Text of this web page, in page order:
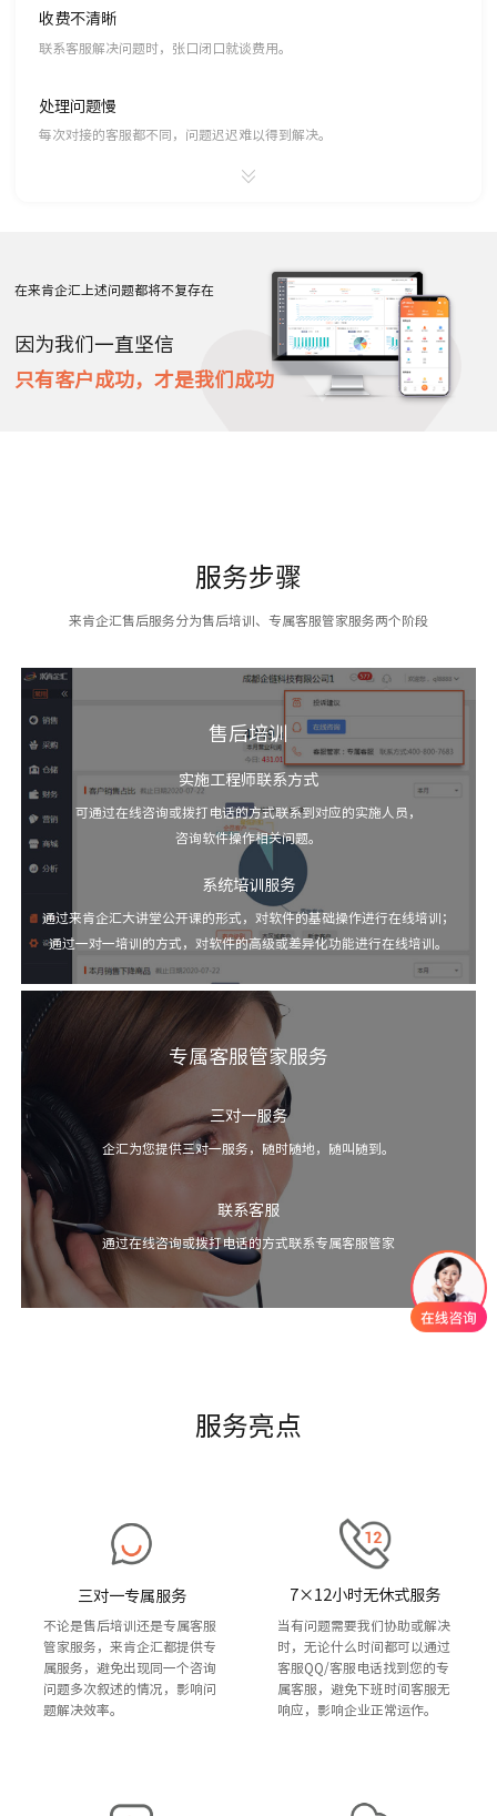
收费不清晰
联系客服解决问题时，张口闭口就谈费用。
处理问题慢
每次对接的客服都不同，问题迟迟难以得到解决。
购买产品后期需要再次培训时必须额外付费。
数据易丢失
本地安装，数据/服务器一旦出问题，数据永久丢失。
在来肯企汇上述问题都将不复存在
因为我们一直坚信
只有客户成功，才是我们成功
服务步骤
来肯企汇售后服务分为售后培训、专属客服管家服务两个阶段
售后培训
实施工程师联系方式
可通过在线咨询或拨打电话的方式联系到对应的实施人员，
咨询软件操作相关问题。
系统培训服务
通过来肯企汇大讲堂公开课的形式，对软件的基础操作进行在线培训；
通过一对一培训的方式，对软件的高级或差异化功能进行在线培训。
专属客服管家服务
三对一服务
企汇为您提供三对一服务，随时随地，随叫随到。
联系客服
通过在线咨询或拨打电话的方式联系专属客服管家
服务亮点
三对一专属服务
不论是售后培训还是专属客服
管家服务，来肯企汇都提供专
属服务，避免出现同一个咨询
问题多次叙述的情况，影响问
题解决效率。
7×12小时无休式服务
当有问题需要我们协助或解决
时，无论什么时间都可以通过
客服QQ/客服电话找到您的专
属客服，避免下班时间客服无
响应，影响企业正常运作。